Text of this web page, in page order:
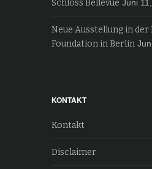
Schloss Bellevue Juni
Neue Ausstellung in
Foundation in Berlin
KONTAKT
Kontakt
Disclaimer